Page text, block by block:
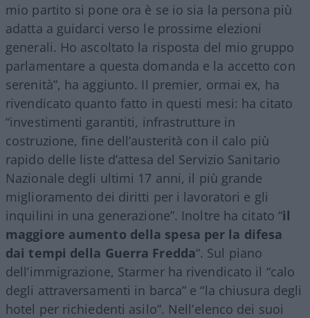
mio partito si pone ora è se io sia la persona più
adatta a guidarci verso le prossime elezioni
generali. Ho ascoltato la risposta del mio gruppo
parlamentare a questa domanda e la accetto con
serenità”, ha aggiunto. Il premier, ormai ex, ha
rivendicato quanto fatto in questi mesi: ha citato
“investimenti garantiti, infrastrutture in
costruzione, fine dell’austerità con il calo più
rapido delle liste d’attesa del Servizio Sanitario
Nazionale degli ultimi 17 anni, il più grande
miglioramento dei diritti per i lavoratori e gli
inquilini in una generazione”. Inoltre ha citato “il
maggiore aumento della spesa per la difesa
dai tempi della Guerra Fredda“. Sul piano
dell’immigrazione, Starmer ha rivendicato il “calo
degli attraversamenti in barca” e “la chiusura degli
hotel per richiedenti asilo”. Nell’elenco dei suoi